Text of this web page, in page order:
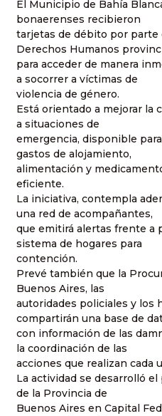
El Municipio de Bahía
bonaerenses recibieron
tarjetas de débito por parte
Derechos Humanos
para acceder de manera
a socorrer a víctimas de
violencia de género.
Está orientado a mejorar la
a situaciones de
emergencia, disponible
gastos de alojamiento,
alimentación y
eficiente.
La iniciativa, contempla
una red de acompañantes,
que emitirá alertas frente a
sistema de hogares para
contención.
Prevé también que la
Buenos Aires, las
autoridades policiales y los
compartirán una base de
con información de las
la coordinación de las
acciones que realizan cada
La actividad se desarrolló el
de la Provincia de
Buenos Aires en Capital